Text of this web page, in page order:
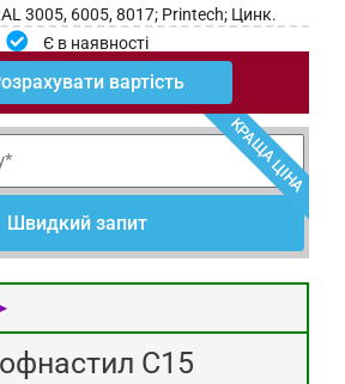
3005, 6005, 8017; Printech; Цинк.
Є в наявності
вартість
КРАЩА ЦІНА
Швидкий запит
С15